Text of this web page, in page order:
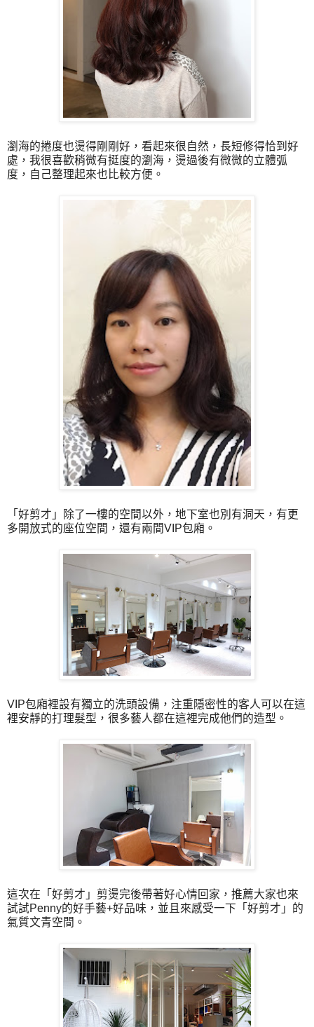
瀏海的捲度也燙得剛剛好，看起來很自然，長短修得恰到好
處，我很喜歡稍微有挺度的瀏海，燙過後有微微的立體弧
度，自己整理起來也比較方便。
「 好剪才 」
除了一樓的空間以外，地下室也別有洞天，有更
多開放式的座位空間，還有兩間VIP包廂。
VIP包廂裡設有獨立的洗頭設備，注重隱密性的客人可以在這
裡安靜的打理髮型，很多藝人都在這裡完成他們的造型。
這次在 「 好剪才 」 剪燙完後帶著好心情回家，推薦大家也來
試試Penny的好手藝+好品味，並且來感受一下 「 好剪才 」 的
氣質文青空間。